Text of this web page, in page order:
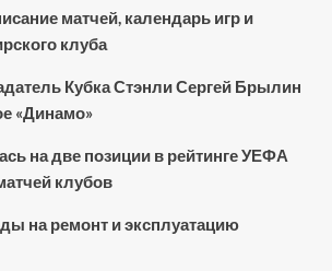
матчей, календарь игр и
клуба
Кубка Стэнли Сергей Брылин
«Динамо»
на две позиции в рейтинге УЕФА
клубов
на ремонт и эксплуатацию